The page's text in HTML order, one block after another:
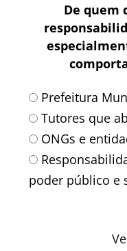
De quem
Prefeitura
Tutores que
ONGs e
poder público e